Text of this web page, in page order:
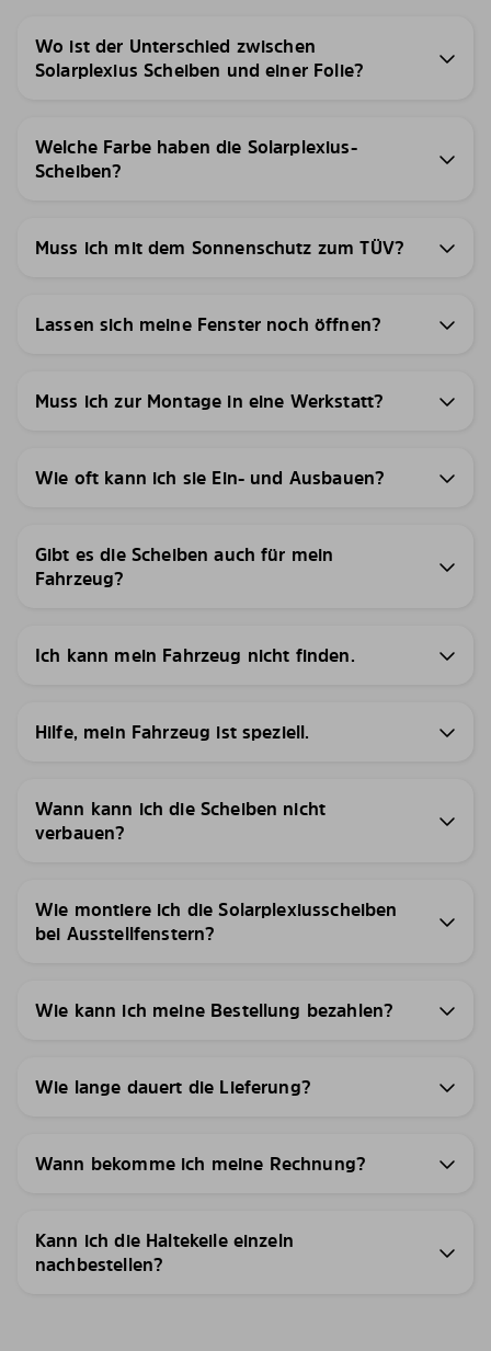
Wo ist der Unterschied zwischen
Solarplexius Scheiben und einer Folie?
Welche Farbe haben die Solarplexius-
Scheiben?
Muss ich mit dem Sonnenschutz zum TÜV?
Lassen sich meine Fenster noch öffnen?
Muss ich zur Montage in eine Werkstatt?
Wie oft kann ich sie Ein- und Ausbauen?
Gibt es die Scheiben auch für mein
Fahrzeug?
Ich kann mein Fahrzeug nicht finden.
Hilfe, mein Fahrzeug ist speziell.
Wann kann ich die Scheiben nicht
verbauen?
Wie montiere ich die Solarplexiusscheiben
bei Ausstellfenstern?
Wie kann ich meine Bestellung bezahlen?
Wie lange dauert die Lieferung?
Wann bekomme ich meine Rechnung?
Kann ich die Haltekeile einzeln
nachbestellen?